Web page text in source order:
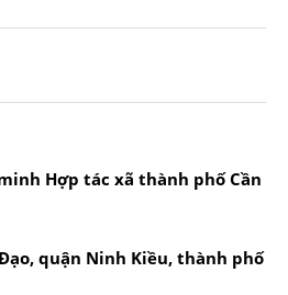
Hợp tác xã thành phố Cần
quận Ninh Kiều, thành phố